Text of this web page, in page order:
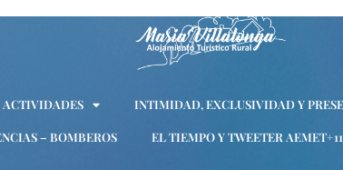
ACTIVIDADES INTIMIDAD, EXCLUSIVIDAD Y
– BOMBEROS EL TIEMPO Y TWEETER